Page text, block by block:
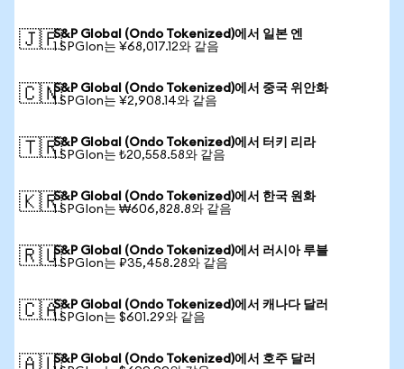
🇯🇵S&P Global (Ondo Tokenized)에서 일본 엔
1 SPGIon는 ¥68,017.12와 같음
🇨🇳S&P Global (Ondo Tokenized)에서 중국 위안화
1 SPGIon는 ¥2,908.14와 같음
🇹🇷S&P Global (Ondo Tokenized)에서 터키 리라
1 SPGIon는 ₺20,558.58와 같음
🇰🇷S&P Global (Ondo Tokenized)에서 한국 원화
1 SPGIon는 ₩606,828.8와 같음
🇷🇺S&P Global (Ondo Tokenized)에서 러시아 루블
1 SPGIon는 ₽35,458.28와 같음
🇨🇦S&P Global (Ondo Tokenized)에서 캐나다 달러
1 SPGIon는 $601.29와 같음
S&P Global (Ondo Tokenized)에서 호주 달러